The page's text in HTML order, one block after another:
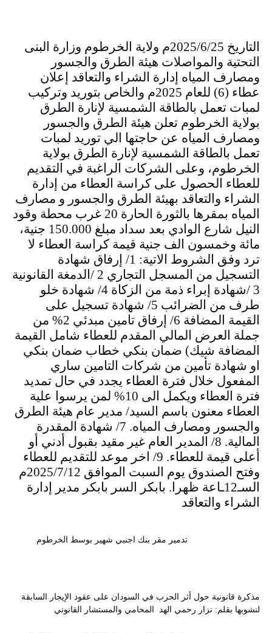
التاريخ 2025/6/25م ولاية الخرطوم وزارة البنى
التحتية والمواصلات هيئة الطرق والجسور
ومصارف المياه إدارة الشراء والتعاقد إعلان
عطاء (6) للعام 2025م والخاص بتوريد وتركيب
لمبات تعمل بالطاقة الشمسية لإنارة الطرق
بولاية الخرطوم تعلن هيئة الطرق والجسور
ومصارف المياه عن حاجتها الي توريد لمبات
تعمل بالطاقة الشمسية لإنارة الطرق بولاية
الخرطوم، وعلى الشركات الراغبة في التقديم
للعطاء الحصول على كراسة العطاء من إدارة
الشراء والتعاقد بهيئة الطرق والجسور و مصارف
المياه بمقرها بالثورة الحارة 20 غرب محطة وقود
النيل شارع الوادي بعد سداد مبلغ 150.000 جنية،
مائة وخمسون الف جنية قيمة كراسة العطاء لا
ترد وفق الشروط الاتية: 1/ إرفاق شهادة
التسجيل من المسجل التجاري 2 /الدمغة القانونية
3 /شهادة إبراء ذمة من الزكاة 4/ شهادة خلو
طرف من الضرائب 5/ شهادة تسجيل على
القيمة المضافة 6/ إرفاق تامين مبدئي 2% من
جملة العرض المالي المقدم للعطاء شامل القيمة
المضافة شيك) ضمان بنكي خطاب ضمان بنكي
او شهادة تأمين من شركات التامين ساري
المفعول خلال فترة العطاء يجدد في حال تمديد
فترة العطاء ويكمل الى 10% لمن يرسوا علية
العطاء معنون باسم السيد/ مدير عام هيئة الطرق
والجسور ومصارف المياه. 7/ شهادة المقدرة
المالية. 8/ المدير العام غير مقيد بقبول أدني أو
أعلى قيمة للعطاء. 9/ اخر موعد للتقديم للعطاء
وفتح الصندوق يوم السبت الموافق 2025/7/12م
السـ12ـاعة ظهرا. بابكر السر بابكر مدير إدارة
الشراء والتعاقد
تدمير مقر بنك اجنبي شهير بوسط الخرطوم
مذكرة قانونية حول أثر الحرب في السودان على عقود الإيجار السابقة
لنشوبها بقلم: نزار رحمي الهد المحامي والمستشار القانوني